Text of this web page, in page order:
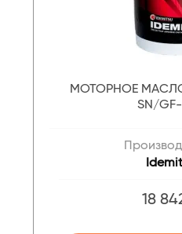
МОТОРНОЕ МАСЛО
SN/
18